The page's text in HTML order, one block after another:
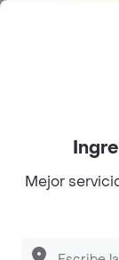
Pide tu
Mejor